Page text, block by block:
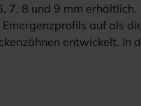
7, 8 und 9 mm erhältlich.
auf als
entwickelt. In